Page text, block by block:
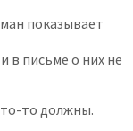
показывает
в письме о них не
то должны.